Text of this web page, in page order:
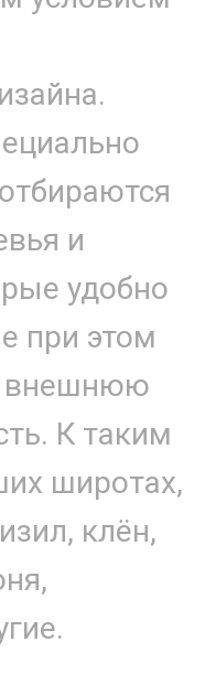
и
удобно
при этом
внешнюю
К таким
широтах,
клён,